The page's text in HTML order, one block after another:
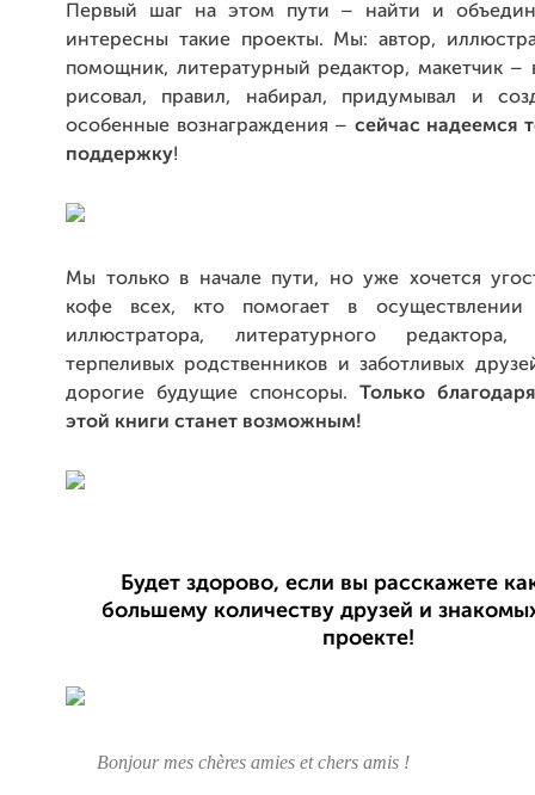
Первый шаг на этом пути – найти и
интересны такие проекты. Мы: автор,
помощник, литературный редактор, макетчик –
рисовал, правил, набирал, придумывал и
особенные вознаграждения – сейчас надеемся
поддержку!
Мы только в начале пути, но уже хочется
кофе всех, кто помогает в
иллюстратора, литературного редактора,
терпеливых родственников и заботливых
дорогие будущие спонсоры. Только
этой книги станет возможным!
Будет здорово, если вы расскажете
большему количеству друзей и
проекте!
Bonjour mes chères amies et chers amis !